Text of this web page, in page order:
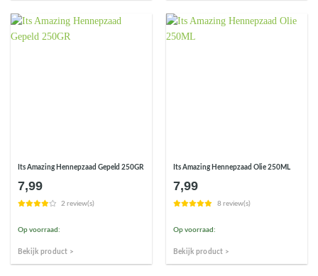
Its Amazing Hennepzaad Gepeld 250GR
7,99
2 review(s)
Op voorraad:
Bekijk product >
Its Amazing Hennepzaad Olie 250ML
7,99
8 review(s)
Op voorraad:
Bekijk product >